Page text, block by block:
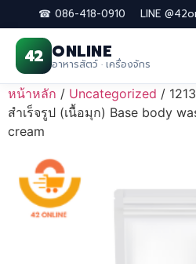
☎ 086-418-0910 LINE
42 ONLINE
อาหารสัตว์ · เครื่องจักร
Skip
to
content
หน้าหลัก / Uncategorized /
สำเร็จรูป (เนื้อมุก) Base body
cream